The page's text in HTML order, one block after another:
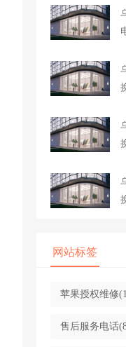
网站标签
苹果授权维修
售后服务电话